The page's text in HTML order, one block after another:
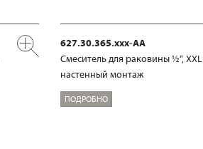
627.30.365.xxx-AA
Смеситель для раковины ½“, XXL
настенный монтаж
ПОДРОБНО